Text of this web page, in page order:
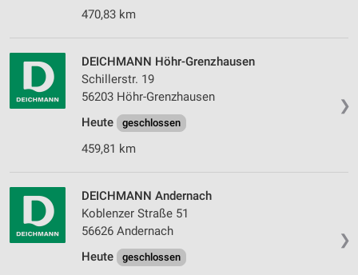
470,83 km
❯
DEICHMANN Höhr-Grenzhausen
Schillerstr. 19
56203 Höhr-Grenzhausen
Heute
geschlossen
459,81 km
❯
DEICHMANN Andernach
Koblenzer Straße 51
56626 Andernach
Heute
geschlossen